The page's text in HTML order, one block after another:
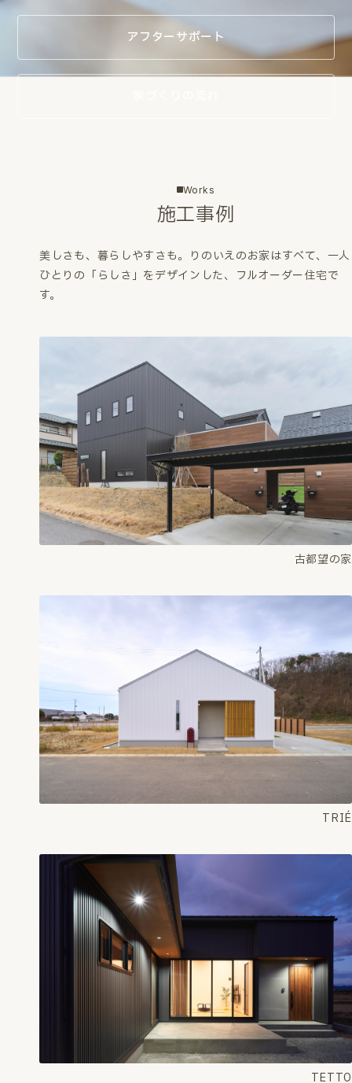
アフターサポート
Works
施工事例
美しさも、暮らしやすさも。
りのいえのお家はすべて、一人
ひとりの「らしさ」をデザインした、フルオーダー住宅で
す。
古都望の家
TRIÉ
TETTO